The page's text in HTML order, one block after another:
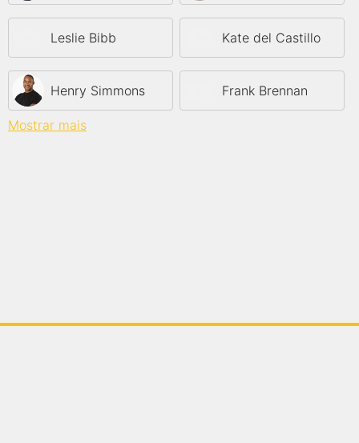
Leslie Bibb Kate del Castillo
Henry Simmons Frank Brennan
Mostrar mais